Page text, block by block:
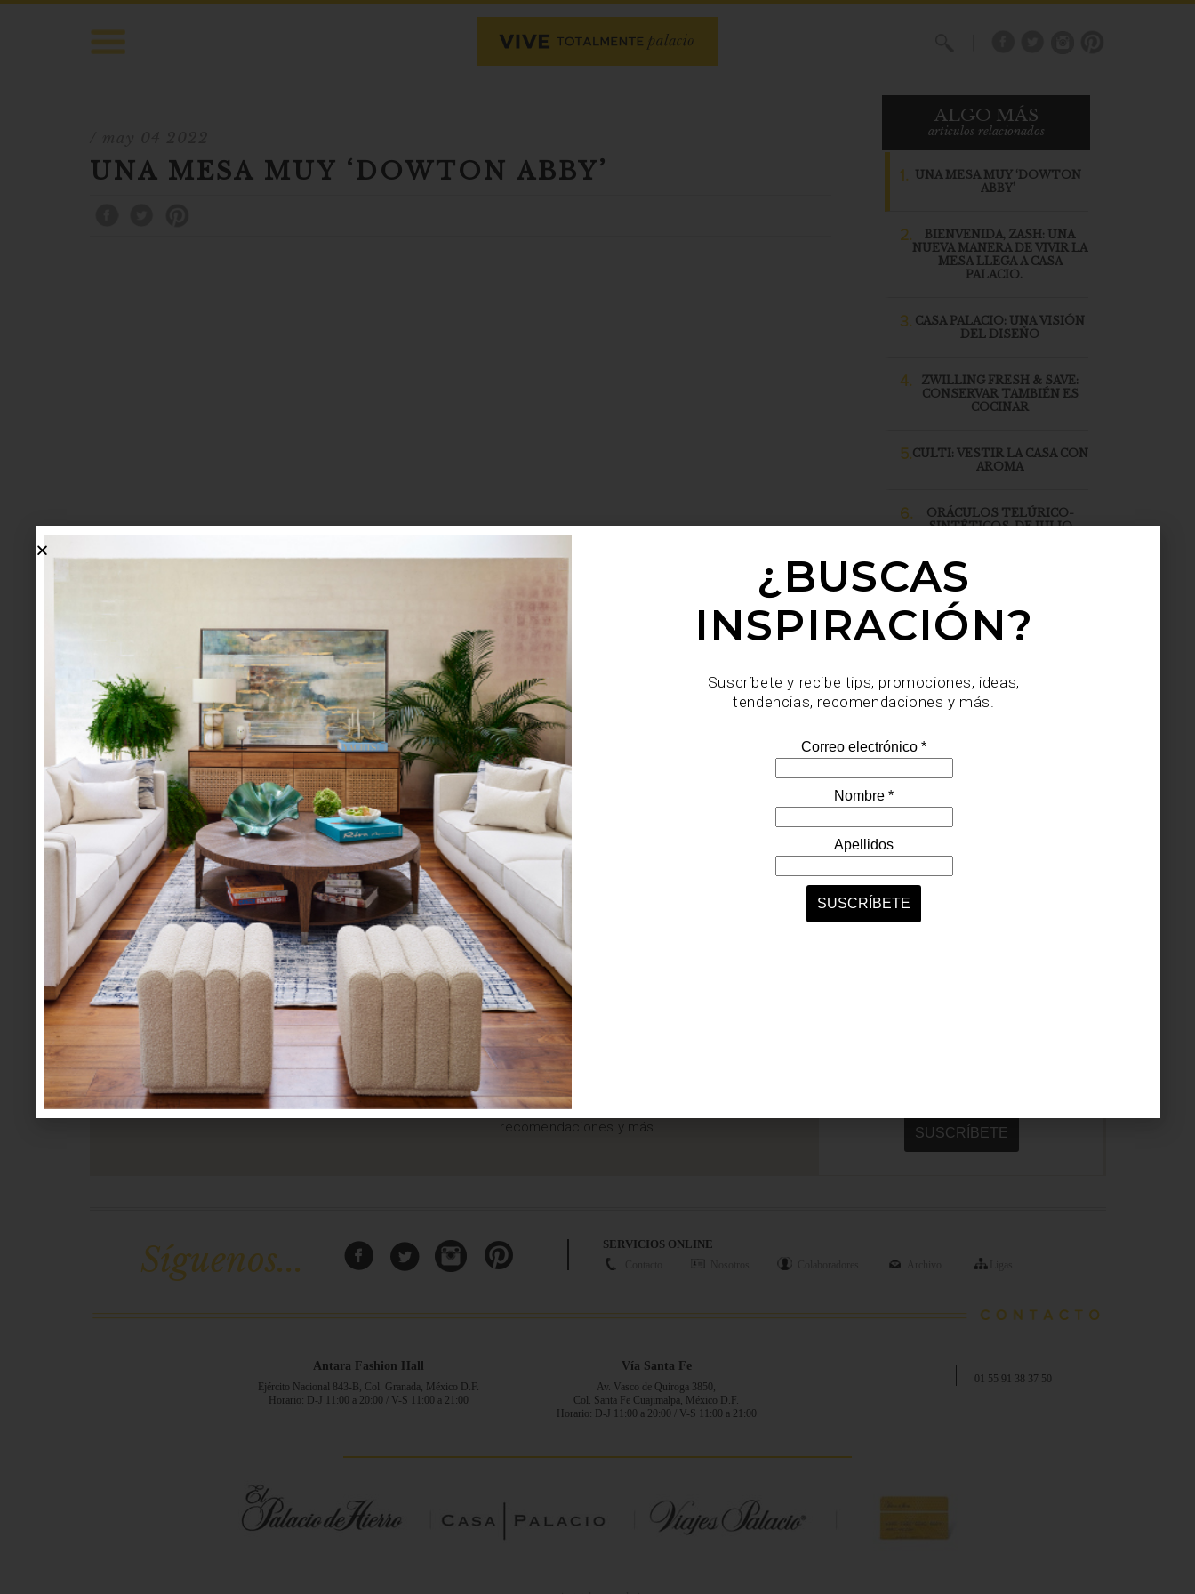
UNA MESA MUY ‘DOWTON ABBY’
ALGO MÁS
articulos relacionados
1. UNA MESA MUY ‘DOWTON
ABBY’
2.
BIENVENIDA, ZASH: UNA
NUEVA MANERA DE VIVIR LA
MESA LLEGA A CASA
PALACIO.
3. CASA PALACIO: UNA VISIÓN
DEL DISEÑO
4.
ZWILLING FRESH & SAVE:
CONSERVAR TAMBIÉN ES
COCINAR
5.CULTI: VESTIR LA CASA CON
AROMA
6.
ORÁCULOS TELÚRICO-
SINTÉTICOS, DE JULIO
lo más nuevo
1.
BIENVENIDA, ZASH: UNA
NUEVA MANERA DE VIVIR
LA MESA LLEGA A CASA
PALACIO.
mesa y cocina
august 05 2026
¿BUSCAS MÁS
INSPIRACIÓN?
Suscríbete y recibe tips, promociones, ideas, tendencias,
recomendaciones y más.
Síguenos... SERVICIOS ONLINE
Antara Fashion Hall
Ejército Nacional 843-B, Col. Granada, México D.F.
Horario: D-J 11:00 a 20:00 / V-S 11:00 a 21:00
Vía Santa Fe
Av. Vasco de Quiroga 3850,
Col. Santa Fe Cuajimalpa, México D.F.
Horario: D-J 11:00 a 20:00 / V-S 11:00 a 21:00
01 55 91 38 37 50
¿BUSCAS
INSPIRACIÓN?
Suscríbete y recibe tips, promociones, ideas,
tendencias, recomendaciones y más.